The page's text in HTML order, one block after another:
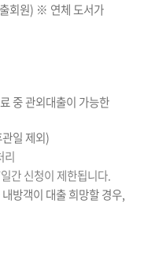
회원) ※ 연체 도서가
중 관외대출이 가능한
일 제외)
리
간 신청이 제한됩니다.
방객이 대출 희망할 경우,